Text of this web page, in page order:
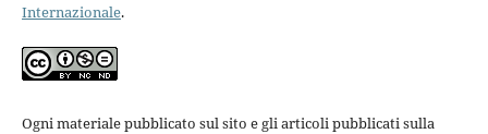
Internazionale.
Ogni materiale pubblicato sul sito e gli articoli pubblicati sulla